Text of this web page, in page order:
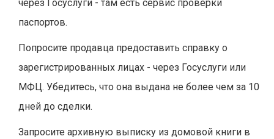
через Госуслуги - там есть сервис проверки
паспортов.
Попросите продавца предоставить справку о
зарегистрированных лицах - через Госуслуги или
МФЦ. Убедитесь, что она выдана не более чем за 10
дней до сделки.
Запросите архивную выписку из домовой книги в